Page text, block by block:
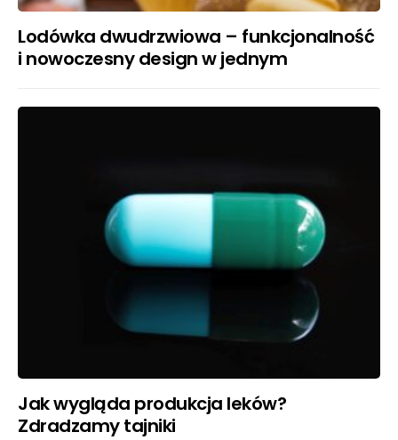
Lodówka dwudrzwiowa – funkcjonalność
i nowoczesny design w jednym
Jak wygląda produkcja leków?
Zdradzamy tajniki